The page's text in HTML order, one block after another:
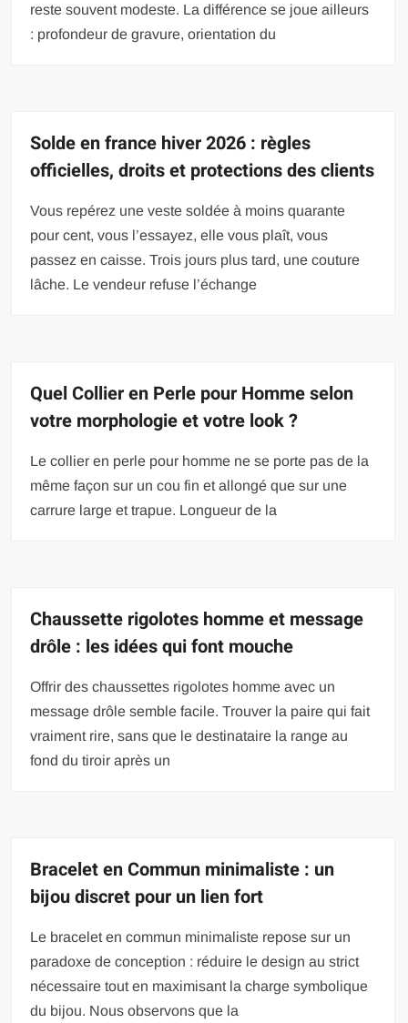
reste souvent modeste. La différence se joue ailleurs
: profondeur de gravure, orientation du
Solde en france hiver 2026 : règles
officielles, droits et protections des clients
Vous repérez une veste soldée à moins quarante
pour cent, vous l’essayez, elle vous plaît, vous
passez en caisse. Trois jours plus tard, une couture
lâche. Le vendeur refuse l’échange
Quel Collier en Perle pour Homme selon
votre morphologie et votre look ?
Le collier en perle pour homme ne se porte pas de la
même façon sur un cou fin et allongé que sur une
carrure large et trapue. Longueur de la
Chaussette rigolotes homme et message
drôle : les idées qui font mouche
Offrir des chaussettes rigolotes homme avec un
message drôle semble facile. Trouver la paire qui fait
vraiment rire, sans que le destinataire la range au
fond du tiroir après un
Bracelet en Commun minimaliste : un
bijou discret pour un lien fort
Le bracelet en commun minimaliste repose sur un
paradoxe de conception : réduire le design au strict
nécessaire tout en maximisant la charge symbolique
du bijou. Nous observons que la